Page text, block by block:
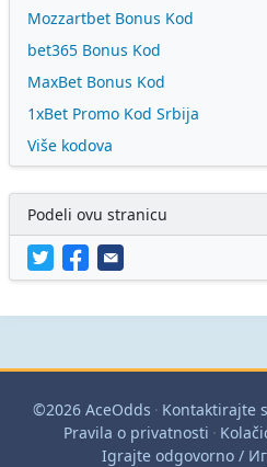
Mozzartbet Bonus Kod
bet365 Bonus Kod
MaxBet Bonus Kod
1xBet Promo Kod Srbija
Više kodova
Podeli ovu stranicu
©2026 AceOdds · Kontaktirajte
Pravila o privatnosti ·
Igrajte odgovorno /